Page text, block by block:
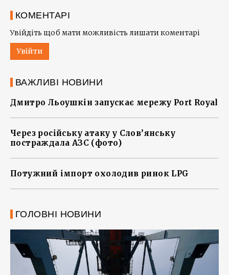
КОМЕНТАРІ
Увійдіть щоб мати можливість лишати коментарі
Увійти
ВАЖЛИВІ НОВИНИ
Дмитро Льоушкін запускає мережу Port Royal
Через російську атаку у Слов’янську
постраждала АЗС (фото)
Потужний імпорт охолодив ринок LPG
ГОЛОВНІ НОВИНИ